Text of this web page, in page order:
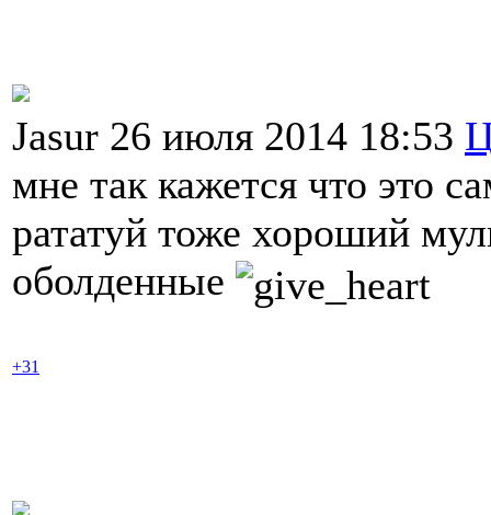
Jasur 26 июля 2014 18:53
мне так кажется что это
рататуй тоже хороший
оболденные
+31